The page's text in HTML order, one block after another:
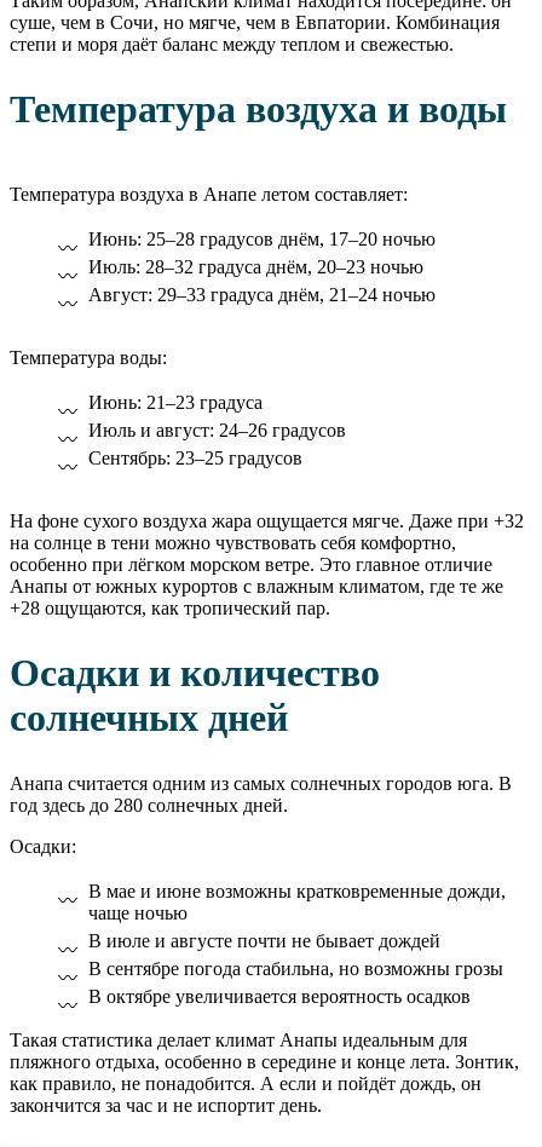
суше, чем в Сочи, но мягче, чем в Евпатории. Комбинация
степи и моря даёт баланс между теплом и свежестью.
Температура воздуха и воды
Температура воздуха в Анапе летом составляет:
Июнь: 25–28 градусов днём, 17–20 ночью
Июль: 28–32 градуса днём, 20–23 ночью
Август: 29–33 градуса днём, 21–24 ночью
Температура воды:
Июнь: 21–23 градуса
Июль и август: 24–26 градусов
Сентябрь: 23–25 градусов
На фоне сухого воздуха жара ощущается мягче. Даже при +32
на солнце в тени можно чувствовать себя комфортно,
особенно при лёгком морском ветре. Это главное отличие
Анапы от южных курортов с влажным климатом, где те же
+28 ощущаются, как тропический пар.
Осадки и количество
солнечных дней
Анапа считается одним из самых солнечных городов юга. В
год здесь до 280 солнечных дней.
Осадки:
В мае и июне возможны кратковременные дожди,
чаще ночью
В июле и августе почти не бывает дождей
В сентябре погода стабильна, но возможны грозы
В октябре увеличивается вероятность осадков
Такая статистика делает климат Анапы идеальным для
пляжного отдыха, особенно в середине и конце лета. Зонтик,
как правило, не понадобится. А если и пойдёт дождь, он
закончится за час и не испортит день.